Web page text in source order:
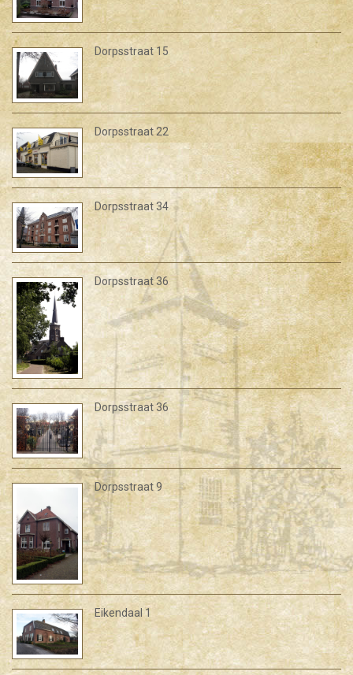
Dorpsstraat 15
Dorpsstraat 22
Dorpsstraat 34
Dorpsstraat 36
Dorpsstraat 36
Dorpsstraat 9
Eikendaal 1